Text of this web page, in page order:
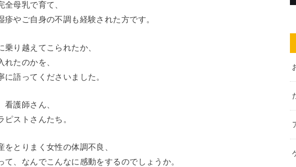
母乳で育て、
やご自身の不調も経験された方です。
り越えてこられたか、
たのかを、
語ってくださいました。
護師さん、
ストさんたち。
とりまく女性の体調不良、
、なんでこんなに感動をするのでしょうか。